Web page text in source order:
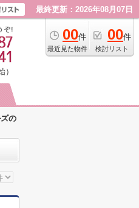
最終更新：2026年08月07日
00件
最近見た物件
00件
検討リスト
の